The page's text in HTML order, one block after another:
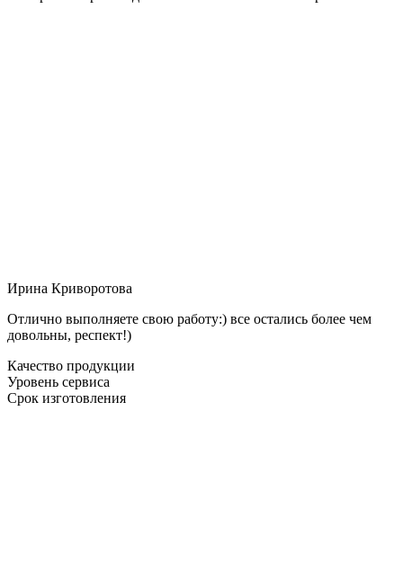
Ирина Криворотова
Отлично выполняете свою работу:) все остались более чем
довольны, респект!)
Качество продукции
Уровень сервиса
Срок изготовления